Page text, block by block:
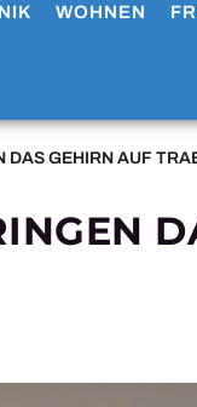
WOHNEN
DAS GEHIRN AUF